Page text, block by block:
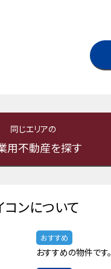
同じエリアの
用不動産を探す
コンについて
おすすめ
おすすめの物件です。